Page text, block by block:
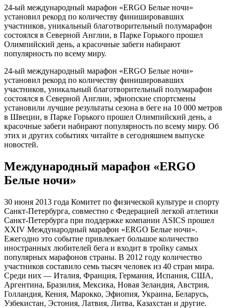
24-ый международный марафон «ERGO Белые ночи»
установил рекорд по количеству финишировавших
участников, уникальный благотворительный полумарафон
состоялся в Северной Англии, в Парке Горького прошел
Олимпийский день, а красочные забеги набирают
популярность по всему миру.
24-ый международный марафон «ERGO Белые ночи»
установил рекорд по количеству финишировавших
участников, уникальный благотворительный полумарафон
состоялся в Северной Англии, эфиопские спортсмены
установили лучшие результаты сезона в беге на 10 000 метров
в Швеции, в Парке Горького прошел Олимпийский день, а
красочные забеги набирают популярность по всему миру. Об
этих и других событиях читайте в сегодняшнем выпуске
новостей.
Международный марафон «ERGO
Белые ночи»
30 июня 2013 года Комитет по физической культуре и спорту
Санкт-Петербурга, совместно с Федерацией легкой атлетики
Санкт-Петербурга при поддержке компании ASICS прошел
XXIV Международный марафон «ERGO Белые ночи».
Ежегодно это событие привлекает большое количество
иностранных любителей бега и входит в тройку самых
популярных марафонов страны. В 2012 году количество
участников составило семь тысяч человек из 40 стран мира.
Среди них — Италия, Франция, Германия, Испания, США,
Аргентина, Бразилия, Мексика, Новая Зеландия, Австрия,
Голландия, Кения, Марокко, Эфиопия, Украина, Беларусь,
Узбекистан, Эстония, Латвия, Литва, Казахстан и другие.